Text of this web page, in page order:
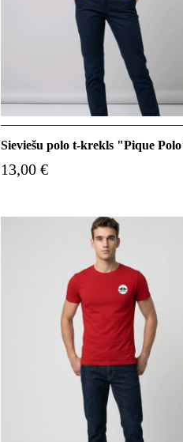
Sieviešu polo t-krekls "Pique
13,00 €